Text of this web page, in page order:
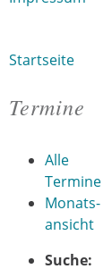
Startseite
Termine
Alle
Termine
Monats-
ansicht
Suche: